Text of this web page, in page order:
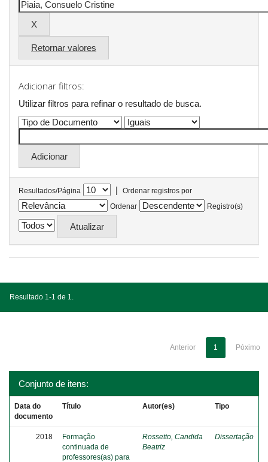
Retornar valores
Adicionar filtros:
Utilizar filtros para refinar o resultado de busca.
Resultados/Página |
Ordenar registros por
Ordenar
Registro(s)
Resultado 1-1 de 1.
Anterior 1 Póximo
Conjunto de itens:
Data do
documento
Título Autor(es) Tipo
2018
Formação
continuada de
professores(as) para
Rossetto, Candida
Beatriz
Dissertação